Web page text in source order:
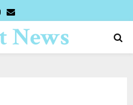
YOUTUBE
EMAIL
News